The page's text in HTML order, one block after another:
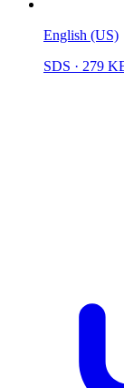
English (US)
SDS · 279